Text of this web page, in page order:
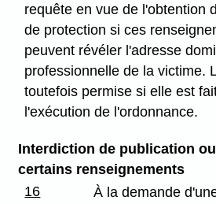
requête en vue de l'obtention
de protection si ces
peuvent révéler l'adresse
professionnelle de la victime.
toutefois permise si elle est
l'exécution de l'ordonnance.
Interdiction de publication
certains renseignements
16
À la demande